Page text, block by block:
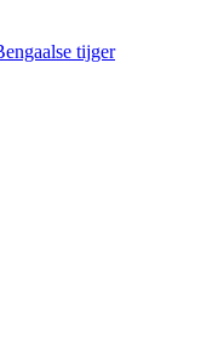
tijger